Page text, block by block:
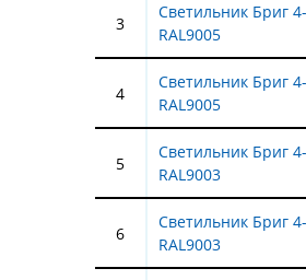
3
Светильник Бриг
RAL9005
4
Светильник Бриг
RAL9005
5
Светильник Бриг
RAL9003
6
Светильник Бриг
RAL9003